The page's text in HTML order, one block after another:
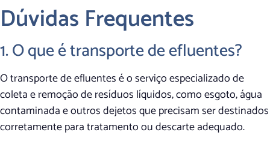
Dúvidas Frequentes
1. O que é transporte de efluentes?
O transporte de efluentes é o serviço especializado de
coleta e remoção de resíduos líquidos, como esgoto, água
contaminada e outros dejetos que precisam ser destinados
corretamente para tratamento ou descarte adequado.